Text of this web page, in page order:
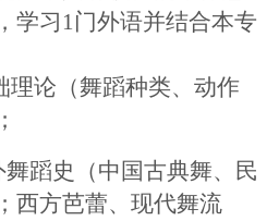
学习1门外语并结合本专
理论（舞蹈种类、动作
蹈史（中国古典舞、民
西方芭蕾、现代舞流